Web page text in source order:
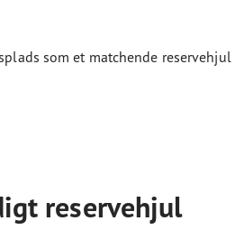
som et matchende
reservehjul